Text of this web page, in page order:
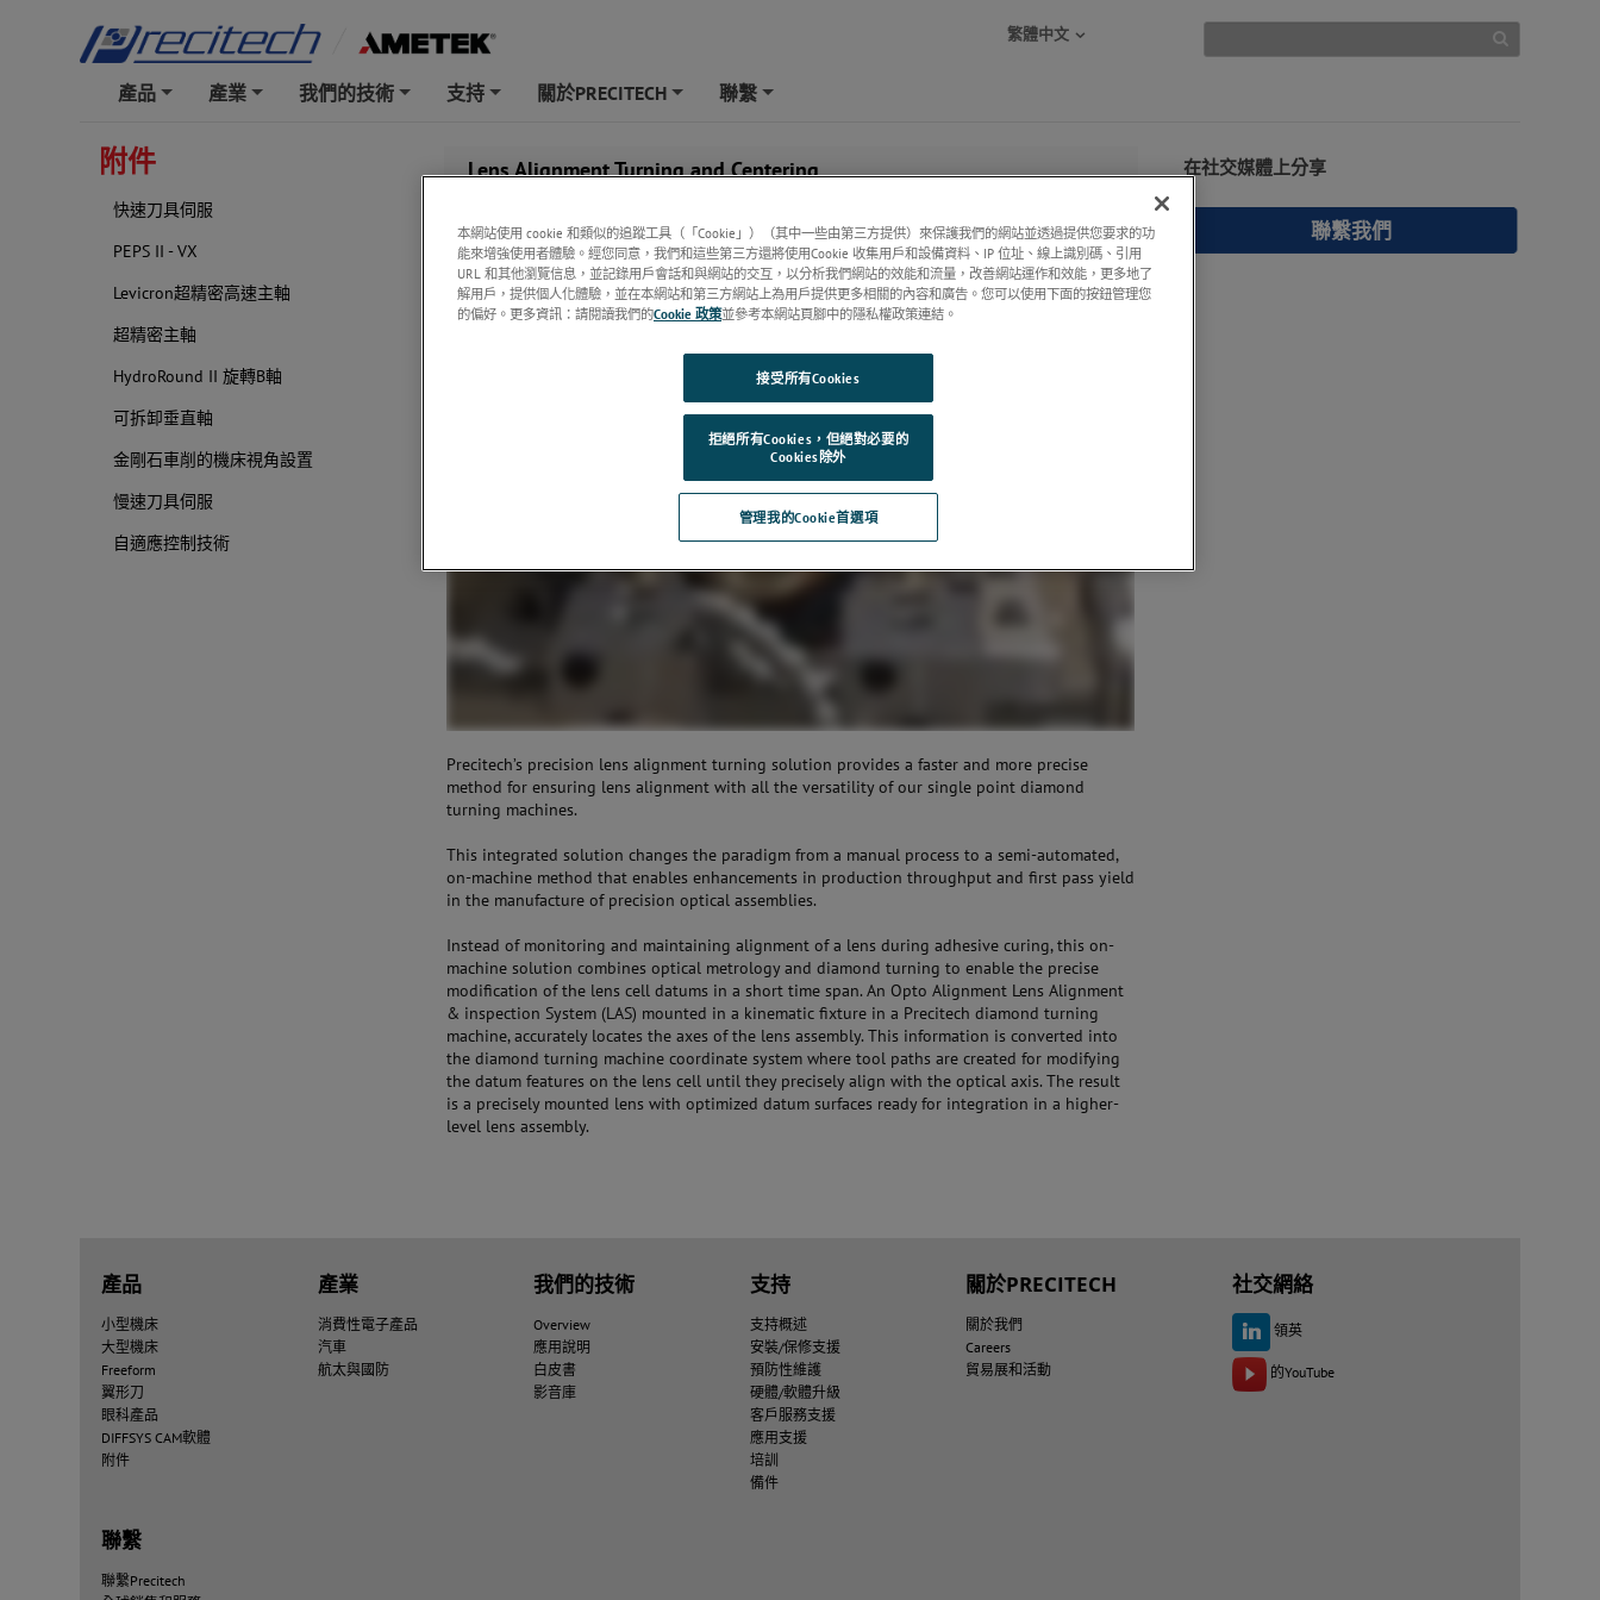
繁體中文
產品 產業 我們的技術 支持 關於PRECITECH 聯繫
附件
快速刀具伺服
PEPS II - VX
Levicron超精密高速主軸
超精密主軸
HydroRound II 旋轉B軸
可拆卸垂直軸
金剛石車削的機床視角設置
慢速刀具伺服
自適應控制技術
Lens Alignment Turning and Centering
Overview -
Precitech’s precision lens alignment turning solution provides a faster and more precise
method for ensuring lens alignment with all the versatility of our single point diamond
turning machines.
This integrated solution changes the paradigm from a manual process to a semi-automated,
on-machine method that enables enhancements in production throughput and first pass yield
in the manufacture of precision optical assemblies.
Instead of monitoring and maintaining alignment of a lens during adhesive curing, this on-
machine solution combines optical metrology and diamond turning to enable the precise
modification of the lens cell datums in a short time span. An Opto Alignment Lens Alignment
& inspection System (LAS) mounted in a kinematic fixture in a Precitech diamond turning
machine, accurately locates the axes of the lens assembly. This information is converted into
the diamond turning machine coordinate system where tool paths are created for modifying
the datum features on the lens cell until they precisely align with the optical axis. The result
is a precisely mounted lens with optimized datum surfaces ready for integration in a higher-
level lens assembly.
在社交媒體上分享
聯繫我們
產品
小型機床
大型機床
Freeform
翼形刀
眼科產品
DIFFSYS CAM軟體
附件
產業
消費性電子產品
汽車
航太與國防
我們的技術
Overview
應用說明
白皮書
影音庫
支持
支持概述
安裝/保修支援
預防性維護
硬體/軟體升級
客戶服務支援
應用支援
培訓
備件
關於PRECITECH
關於我們
Careers
貿易展和活動
聯繫
聯繫Precitech
社交網絡
領英
的YouTube
本網站使用 cookie 和類似的追蹤工具（「Cookie」）（其中一些由第三方提供）來保護我們的網站並透過提供您要求的功
能來增強使用者體驗。經您同意，我們和這些第三方還將使用Cookie 收集用戶和設備資料、IP 位址、線上識別碼、引用
URL 和其他瀏覽信息，並記錄用戶會話和與網站的交互，以分析我們網站的效能和流量，改善網站運作和效能，更多地了
解用戶，提供個人化體驗，並在本網站和第三方網站上為用戶提供更多相關的內容和廣告。您可以使用下面的按鈕管理您
的偏好。更多資訊：請閱讀我們的Cookie 政策並參考本網站頁腳中的隱私權政策連結。
管理我的Cookie首選項
拒絕所有Cookies，但絕對必要的
Cookies除外
接受所有Cookies